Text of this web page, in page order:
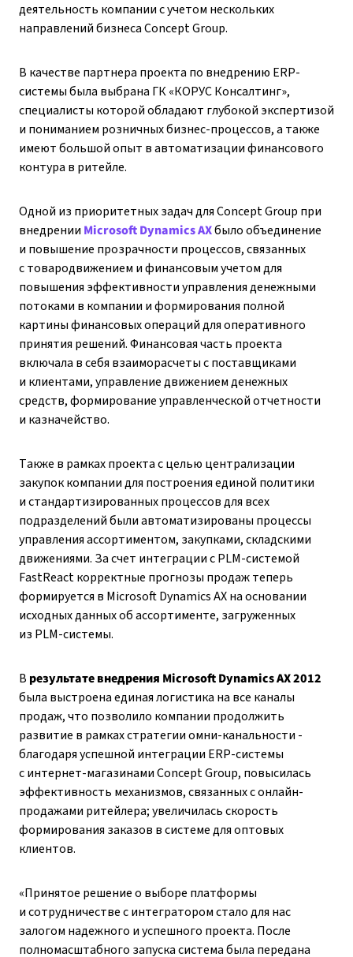
деятельность компании с учетом нескольких
направлений бизнеса Concept Group.
В качестве партнера проекта по внедрению ERP-
системы была выбрана ГК «КОРУС Консалтинг»,
специалисты которой обладают глубокой экспертизой
и пониманием розничных бизнес-процессов, а также
имеют большой опыт в автоматизации финансового
контура в ритейле.
Одной из приоритетных задач для Concept Group при
внедрении Microsoft Dynamics AXбыло объединение
и повышение прозрачности процессов, связанных
с товародвижением и финансовым учетом для
повышения эффективности управления денежными
потоками в компании и формирования полной
картины финансовых операций для оперативного
принятия решений. Финансовая часть проекта
включала в себя взаиморасчеты с поставщиками
и клиентами, управление движением денежных
средств, формирование управленческой отчетности
и казначейство.
Также в рамках проекта с целью централизации
закупок компании для построения единой политики
и стандартизированных процессов для всех
подразделений были автоматизированы процессы
управления ассортиментом, закупками, складскими
движениями. За счет интеграции с PLM-системой
FastReact корректные прогнозы продаж теперь
формируется в Microsoft Dynamics AX на основании
исходных данных об ассортименте, загруженных
из PLM-системы.
В результате внедрения Microsoft Dynamics AX 2012
была выстроена единая логистика на все каналы
продаж, что позволило компании продолжить
развитие в рамках стратегии омни-канальности -
благодаря успешной интеграции ERP-системы
с интернет-магазинами Concept Group, повысилась
эффективность механизмов, связанных с онлайн-
продажами ритейлера; увеличилась скорость
формирования заказов в системе для оптовых
клиентов.
«Принятое решение о выборе платформы
и сотрудничестве с интегратором стало для нас
залогом надежного и успешного проекта. После
полномасштабного запуска система была передана